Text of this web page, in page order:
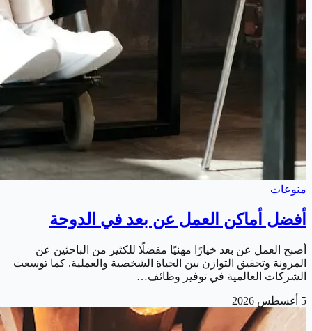
منوعات
أفضل أماكن العمل عن بعد في الدوحة
أصبح العمل عن بعد خيارًا مهنيًا مفضلًا للكثير من الباحثين عن
المرونة وتحقيق التوازن بين الحياة الشخصية والعملية. كما توسعت
الشركات العالمية في توفير وظائف…
5 أغسطس 2026